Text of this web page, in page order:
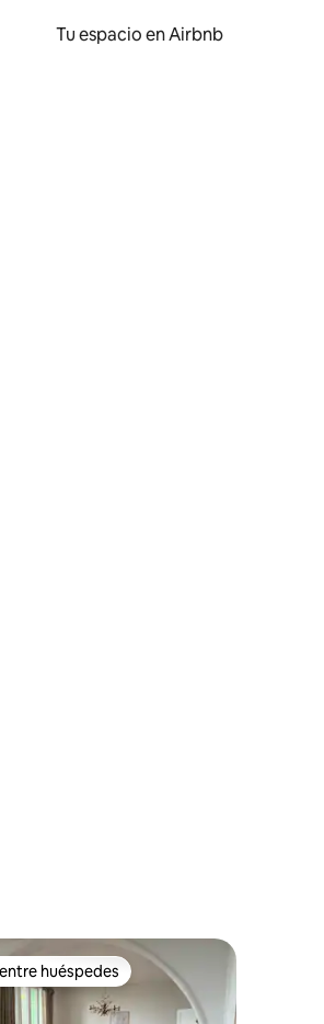
Tu espacio en Airbnb
pantalla.
huéspedes
huéspedes